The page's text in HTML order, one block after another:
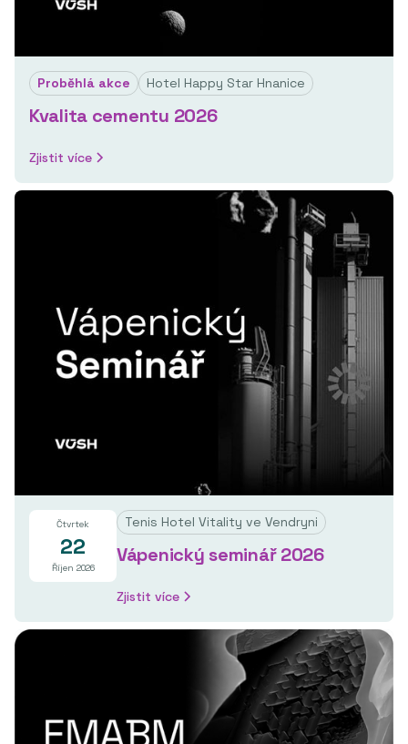
Proběhlá akce Hotel Happy Star Hnanice
Kvalita cementu 2026
Zjistit více
Čtvrtek
22
Říjen 2026
Tenis Hotel Vitality ve Vendryni
Vápenický seminář 2026
Zjistit více